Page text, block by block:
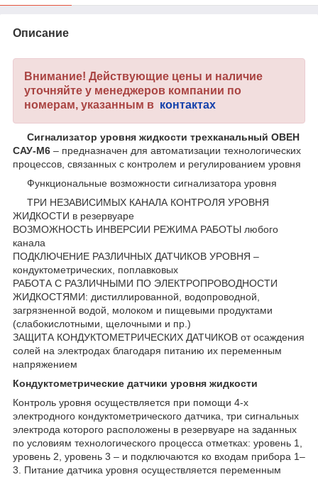
Описание
Внимание! Действующие цены и наличие
уточняйте у менеджеров компании по
номерам, указанным в контактах
Сигнализатор уровня жидкости трехканальный ОВЕН
САУ-М6 – предназначен для автоматизации технологических
процессов, связанных с контролем и регулированием уровня
Функциональные возможности сигнализатора уровня
ТРИ НЕЗАВИСИМЫХ КАНАЛА КОНТРОЛЯ УРОВНЯ
ЖИДКОСТИ в резервуаре
ВОЗМОЖНОСТЬ ИНВЕРСИИ РЕЖИМА РАБОТЫ любого
канала
ПОДКЛЮЧЕНИЕ РАЗЛИЧНЫХ ДАТЧИКОВ УРОВНЯ –
кондуктометрических, поплавковых
РАБОТА С РАЗЛИЧНЫМИ ПО ЭЛЕКТРОПРОВОДНОСТИ
ЖИДКОСТЯМИ: дистиллированной, водопроводной,
загрязненной водой, молоком и пищевыми продуктами
(слабокислотными, щелочными и пр.)
ЗАЩИТА КОНДУКТОМЕТРИЧЕСКИХ ДАТЧИКОВ от осаждения
солей на электродах благодаря питанию их переменным
напряжением
Кондуктометрические датчики уровня жидкости
Контроль уровня осуществляется при помощи 4-х
электродного кондуктометрического датчика, три сигнальных
электрода которого расположены в резервуаре на заданных
по условиям технологического процесса отметках: уровень 1,
уровень 2, уровень 3 – и подключаются ко входам прибора 1–
3. Питание датчика уровня осуществляется переменным